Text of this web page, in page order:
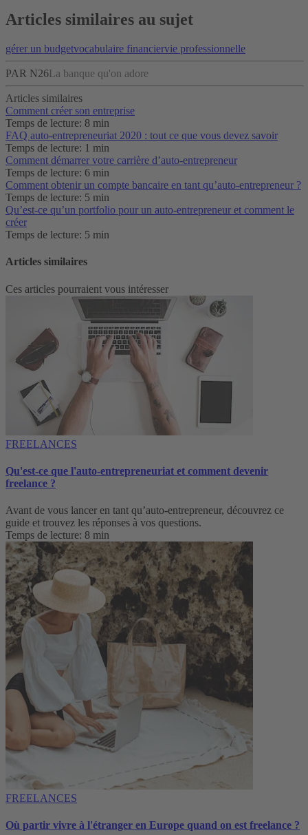
Articles similaires au sujet
gérer un budgetvocabulaire financiervie professionnelle
PAR N26La banque qu'on adore
Articles similaires
Comment créer son entreprise
Temps de lecture: 8 min
FAQ auto-entrepreneuriat 2020 : tout ce que vous devez savoir
Temps de lecture: 1 min
Comment démarrer votre carrière d’auto-entrepreneur
Temps de lecture: 6 min
Comment obtenir un compte bancaire en tant qu’auto-entrepreneur ?
Temps de lecture: 5 min
Qu’est-ce qu’un portfolio pour un auto-entrepreneur et comment le
créer
Temps de lecture: 5 min
Articles similaires
Ces articles pourraient vous intéresser
FREELANCES
Qu'est-ce que l'auto-entrepreneuriat et comment devenir
freelance ?
Avant de vous lancer en tant qu’auto-entrepreneur, découvrez ce
guide et trouvez les réponses à vos questions.
Temps de lecture: 8 min
FREELANCES
Où partir vivre à l'étranger en Europe quand on est freelance ?